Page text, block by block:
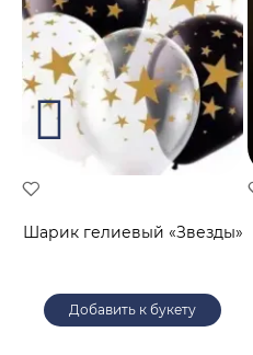
Шарик гелиевый «Звезды»
Добавить к букету